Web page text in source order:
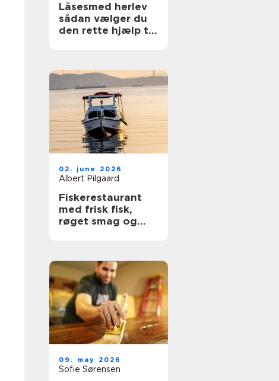
Låsesmed herlev
sådan vælger du
den rette hjælp til
02. june 2026
Albert Pilgaard
Fiskerestaurant
med frisk fisk,
røget smag og
09. may 2026
Sofie Sørensen